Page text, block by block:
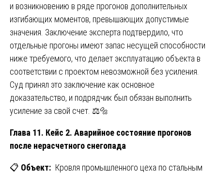
и возникновению в ряде прогонов дополнительных
изгибающих моментов, превышающих допустимые
значения. Заключение эксперта подтвердило, что
отдельные прогоны имеют запас несущей способности
ниже требуемого, что делает эксплуатацию объекта в
соответствии с проектом невозможной без усиления.
Суд принял это заключение как основное
доказательство, и подрядчик был обязан выполнить
усиление за свой счет. ⚖️🔩
Глава 11. Кейс 2. Аварийное состояние прогонов
после нерасчетного снегопада
📋 Объект: Кровля промышленного цеха по стальным